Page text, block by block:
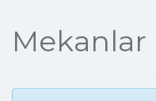
Mekanlar